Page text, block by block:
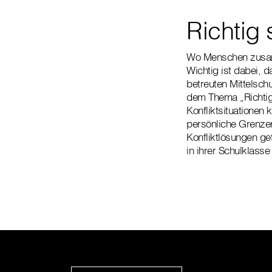
Richtig
Wo Menschen
Wichtig ist dabei,
betreuten
dem Thema
Konfliktsituationen
persönliche
Konfliktlösungen
in ihrer